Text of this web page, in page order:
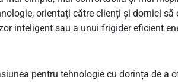
orientați către clienți și dornici
inteligent sau a unui frigider eficient
pentru tehnologie cu dorința de a